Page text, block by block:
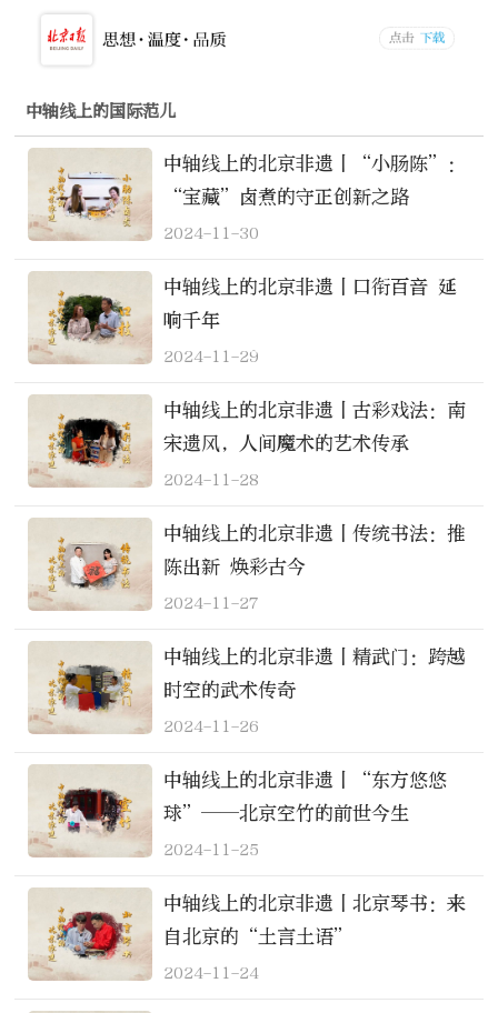
中轴线上的国际范儿
中轴线上的北京非遗丨“小肠陈”：
“宝藏”卤煮的守正创新之路
2024-11-30
中轴线上的北京非遗丨口衔百音 延
响千年
2024-11-29
中轴线上的北京非遗丨古彩戏法：南
宋遗风，人间魔术的艺术传承
2024-11-28
中轴线上的北京非遗丨传统书法：推
陈出新 焕彩古今
2024-11-27
中轴线上的北京非遗丨精武门：跨越
时空的武术传奇
2024-11-26
中轴线上的北京非遗丨“东方悠悠
球”——北京空竹的前世今生
2024-11-25
中轴线上的北京非遗丨北京琴书：来
自北京的“土言土语”
2024-11-24